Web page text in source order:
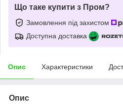
Що таке купити з Пром?
Замовлення під захистом
Доступна доставка
Опис Характеристики
Опис